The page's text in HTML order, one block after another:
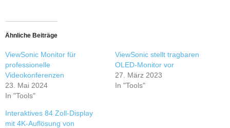
Ähnliche Beiträge
ViewSonic Monitor für
professionelle
Videokonferenzen
23. Mai 2024
In "Tools"
ViewSonic stellt tragbaren
OLED-Monitor vor
27. März 2023
In "Tools"
Interaktives 84 Zoll-Display
mit 4K-Auflösung von